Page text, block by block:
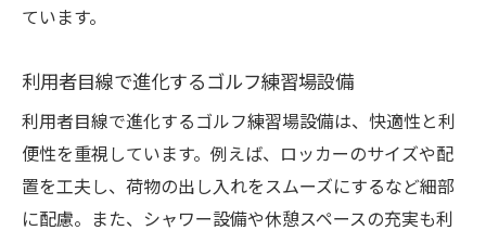
ています。
利用者目線で進化するゴルフ練習場設備
利用者目線で進化するゴルフ練習場設備は、快適性と利
便性を重視しています。例えば、ロッカーのサイズや配
置を工夫し、荷物の出し入れをスムーズにするなど細部
に配慮。また、シャワー設備や休憩スペースの充実も利